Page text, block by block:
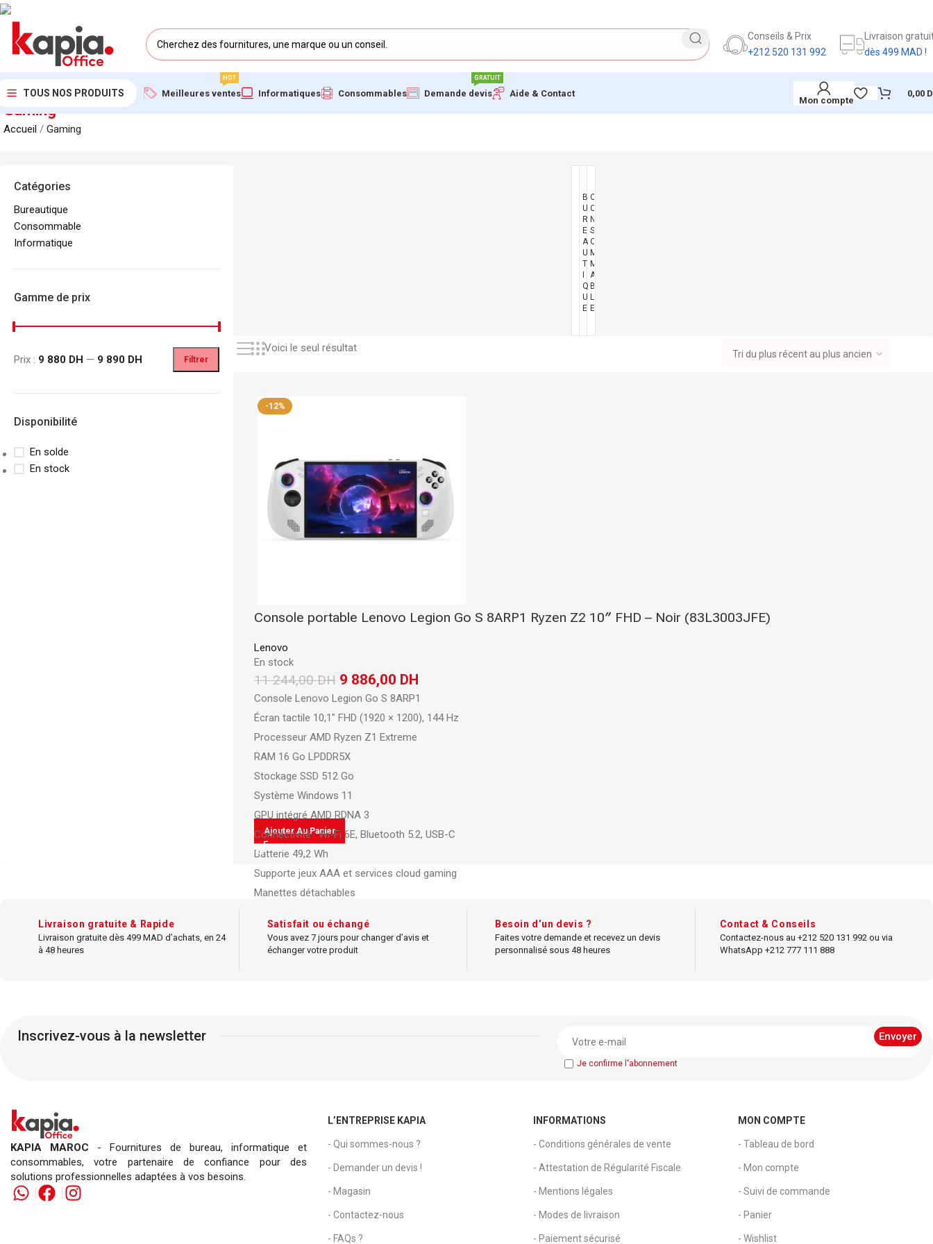
Conseils & Prix
+212 520 131 992
Livraison
dès 499 MAD !
TOUS NOS PRODUITS
Spirale
Porte Bloc Note
Enveloppe
LUSTREE - Chemise de rangement
Meilleures ventes
HOT
Informatiques Consommables Demande devis
GRATUIT
Aide & Contact
Mon compte
0,00
Gaming
Accueil / Gaming
Catégories
Bureautique
Consommable
Informatique
Gamme de prix
Filtrer
Prix : 9 880 DH — 9 890 DH
Disponibilité
En solde
En stock
B
U
R
E
A
U
T
Q
U
E
C
O
N
S
O
M
M
A
B
L
E
Voici le seul résultat
-12%
Console portable Lenovo Legion Go S 8ARP1 Ryzen Z2 10″ FHD – Noir (83L3003JFE)
Lenovo
En stock
11 244,00DH 9 886,00 DH
Console Lenovo Legion Go S 8ARP1
Écran tactile 10,1″ FHD (1920 × 1200), 144 Hz
Processeur AMD Ryzen Z1 Extreme
RAM 16 Go LPDDR5X
Stockage SSD 512 Go
Système Windows 11
GPU intégré AMD RDNA 3
Connectivité : Wi-Fi 6E, Bluetooth 5.2, USB-C
Batterie 49,2 Wh
Supporte jeux AAA et services cloud gaming
Manettes détachables
Ajouter Au Panier
Livraison gratuite & Rapide
Livraison gratuite dès 499 MAD d’achats, en 24
à 48 heures
Satisfait ou échangé
Vous avez 7 jours pour changer d’avis et
échanger votre produit
Besoin d’un devis ?
Faites votre demande et recevez un devis
personnalisé sous 48 heures
Contact & Conseils
Contactez-nous au +212 520 131 992 ou via
WhatsApp +212 777 111 888
Inscrivez-vous à la newsletter
Je confirme l'abonnement
KAPIA MAROC - Fournitures de bureau, informatique et
consommables, votre partenaire de confiance pour des
solutions professionnelles adaptées à vos besoins.
L’ENTREPRISE KAPIA
- Qui sommes-nous ?
- Demander un devis !
- Magasin
- Contactez-nous
- FAQs ?
INFORMATIONS
- Conditions générales de vente
- Attestation de Régularité Fiscale
- Mentions légales
- Modes de livraison
- Paiement sécurisé
MON COMPTE
- Tableau de bord
- Mon compte
- Suivi de commande
- Panier
- Wishlist